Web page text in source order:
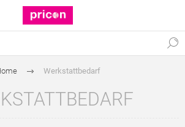
Werkstattbedarf